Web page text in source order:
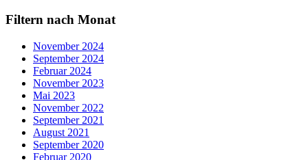
Filtern nach Monat
November 2024
September 2024
Februar 2024
November 2023
Mai 2023
November 2022
September 2021
August 2021
September 2020
Februar 2020